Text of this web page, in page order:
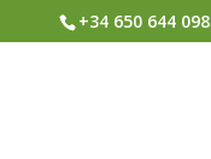
+34 650 644 098